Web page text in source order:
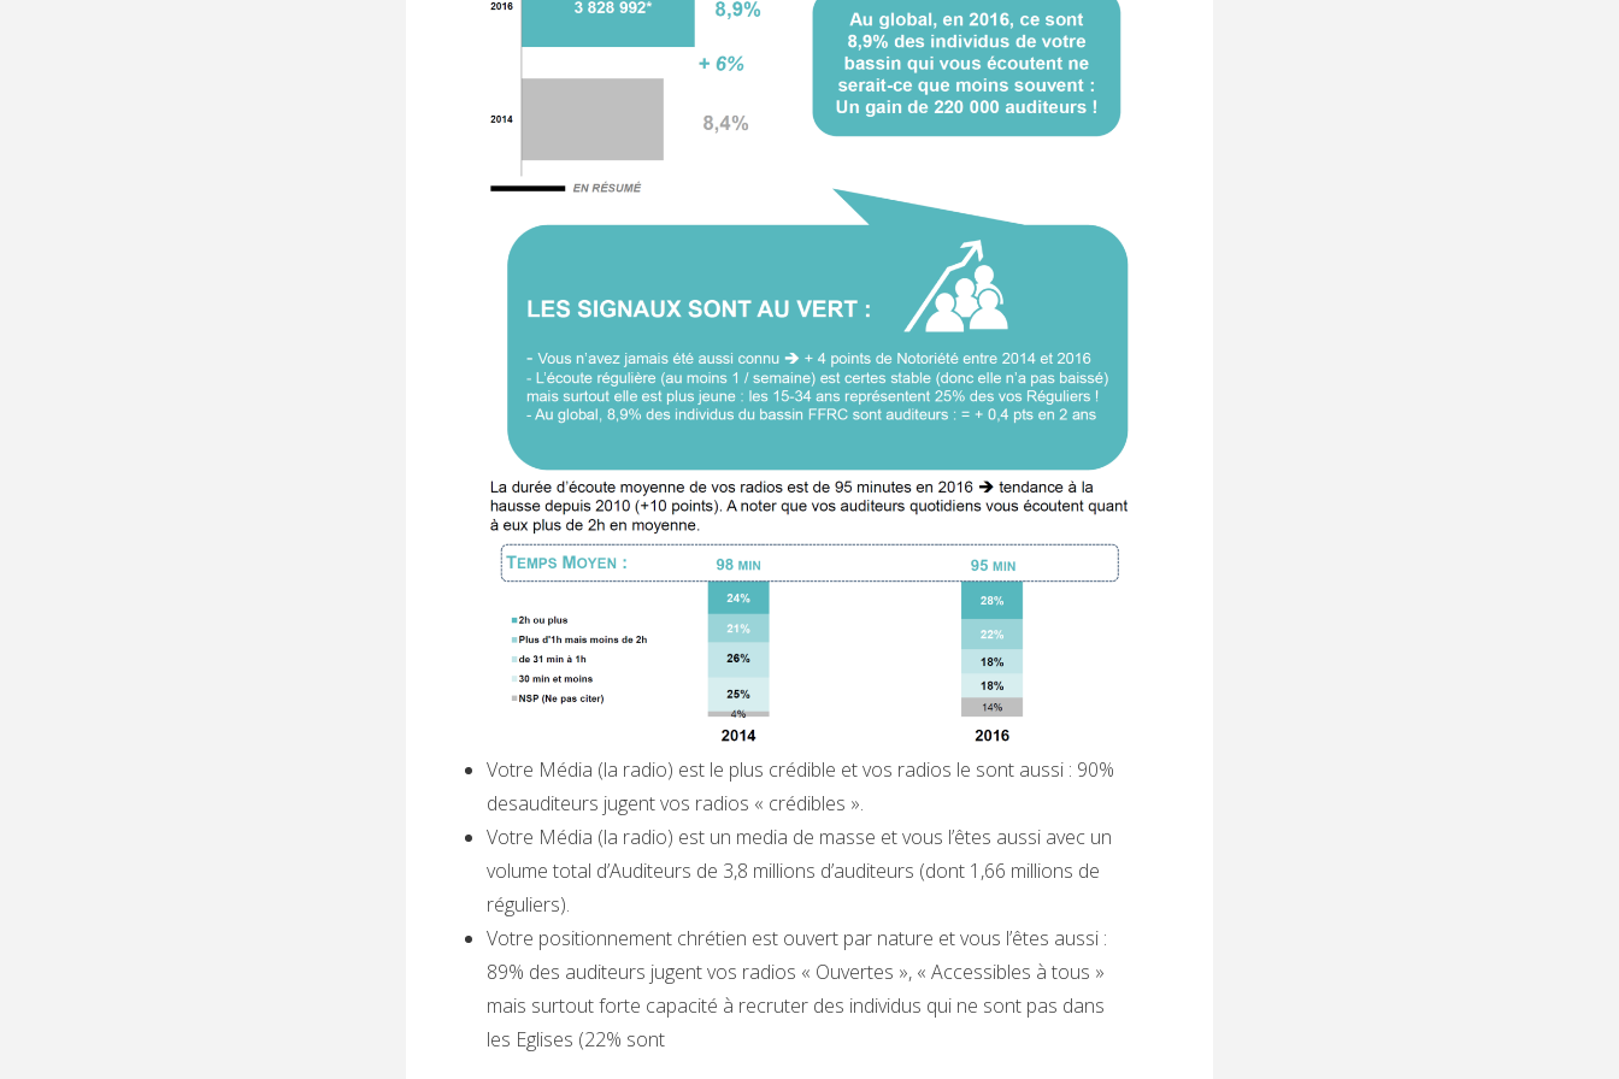
Votre Média (la radio) est le plus crédible et vos radios le sont aussi : 90%
desauditeurs jugent vos radios « crédibles ».
Votre Média (la radio) est un media de masse et vous l’êtes aussi avec un
volume total d’Auditeurs de 3,8 millions d’auditeurs (dont 1,66 millions de
réguliers).
Votre positionnement chrétien est ouvert par nature et vous l’êtes aussi :
89% des auditeurs jugent vos radios « Ouvertes », « Accessibles à tous »
mais surtout forte capacité à recruter des individus qui ne sont pas dans
les Eglises (22% sont